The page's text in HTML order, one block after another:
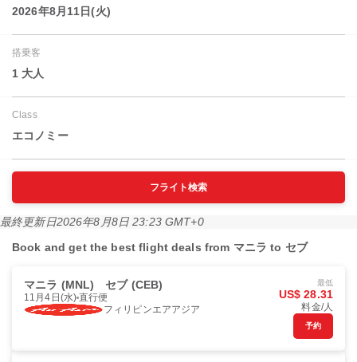
2026年8月11日(火)
搭乗客
1 大人
Class
エコノミー
フライト検索
最終更新日2026年8月8日 23:23 GMT+0
Book and get the best flight deals from マニラ to セブ
マニラ (MNL) セブ (CEB)
11月4日(水) 直行便
フィリピンエアアジア
最低
US$ 28.31
料金/人
予約